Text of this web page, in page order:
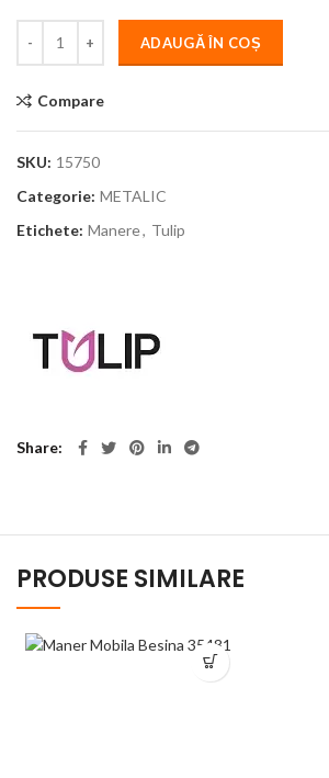
ADAUGĂ ÎN COȘ
Compare
SKU: 15750
Categorie: METALIC
Etichete: Manere, Tulip
Share
PRODUSE SIMILARE